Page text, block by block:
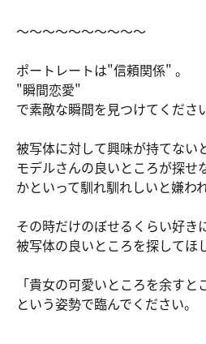
～～～～～～～～～～
ポートレートは"信頼関係" 。
"瞬間恋愛"
で素敵な瞬間を見つけてくださ
被写体に対して興味が持てない
モデルさんの良いところが探せ
かといって馴れ馴れしいと嫌わ
その時だけのぼせるくらい好き
被写体の良いところを探してほ
「貴女の可愛いところを余すと
という姿勢で臨んでください。